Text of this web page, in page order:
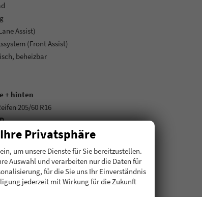
Assist)
(Front Assist)
beheizbar
+ hinten
205/60 R16
Privatsphäre
um unsere Dienste für Sie bereitzustellen.
Auswahl und verarbeiten nur die Daten für
für die Sie uns Ihr Einverständnis
jederzeit mit Wirkung für die Zukunft